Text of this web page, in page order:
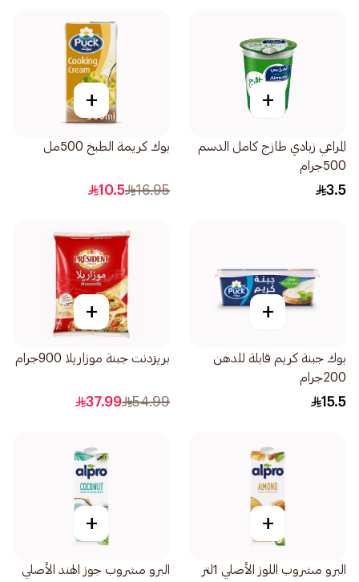
+
المراعي زبادي طازج كامل الدسم
500جرام
3.5
+
بوك كريمة الطبخ 500مل
16.95
10.5
+
بوك جبنة كريم قابلة للدهن
200جرام
15.5
+
بريزدنت جبنة موزاريلا 900جرام
54.99
37.99
+
البرو مشروب اللوز الأصلي 1لتر
+
البرو مشروب جوز الهند الأصلي